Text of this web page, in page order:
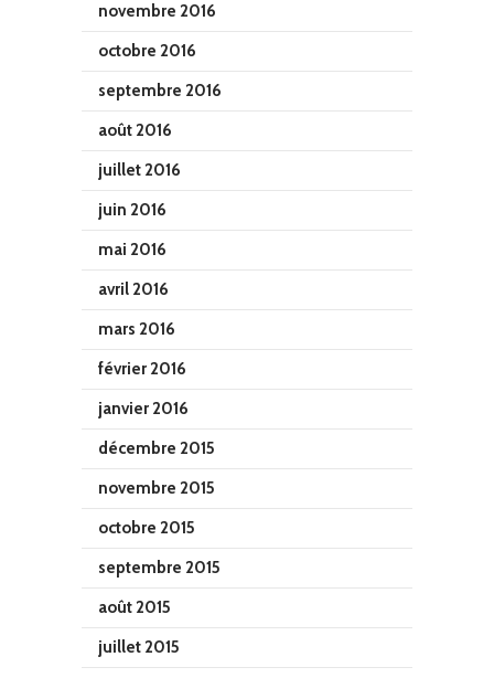
novembre 2016
octobre 2016
septembre 2016
août 2016
juillet 2016
juin 2016
mai 2016
avril 2016
mars 2016
février 2016
janvier 2016
décembre 2015
novembre 2015
octobre 2015
septembre 2015
août 2015
juillet 2015